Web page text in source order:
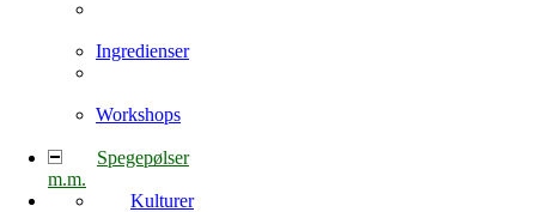
Ingredienser
Workshops
Spegepølser
m.m.
Kulturer